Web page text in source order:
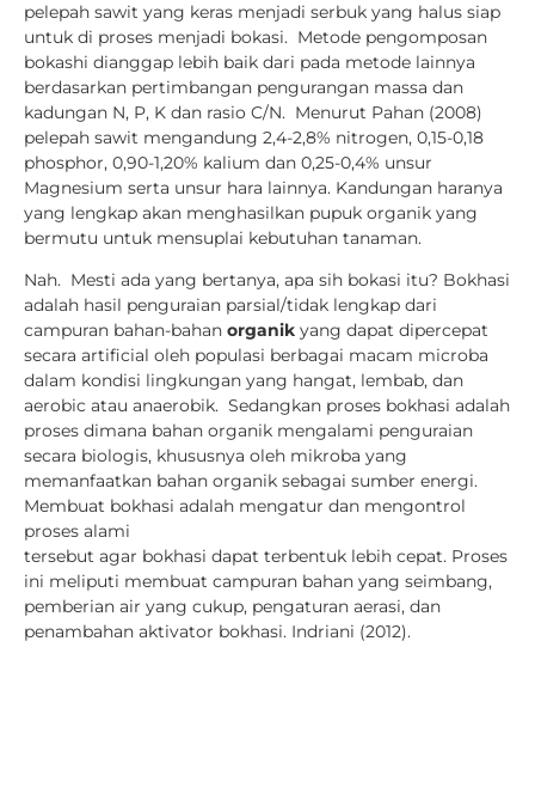
pelepah sawit yang keras menjadi serbuk yang halus siap
untuk di proses menjadi bokasi. Metode pengomposan
bokashi dianggap lebih baik dari pada metode lainnya
berdasarkan pertimbangan pengurangan massa dan
kadungan N, P, K dan rasio C/N. Menurut Pahan (2008)
pelepah sawit mengandung 2,4-2,8% nitrogen, 0,15-0,18
phosphor, 0,90-1,20% kalium dan 0,25-0,4% unsur
Magnesium serta unsur hara lainnya. Kandungan haranya
yang lengkap akan menghasilkan pupuk organik yang
bermutu untuk mensuplai kebutuhan tanaman.
Nah. Mesti ada yang bertanya, apa sih bokasi itu? Bokhasi
adalah hasil penguraian parsial/tidak lengkap dari
campuran bahan-bahan organik yang dapat dipercepat
secara artificial oleh populasi berbagai macam microba
dalam kondisi lingkungan yang hangat, lembab, dan
aerobic atau anaerobik. Sedangkan proses bokhasi adalah
proses dimana bahan organik mengalami penguraian
secara biologis, khususnya oleh mikroba yang
memanfaatkan bahan organik sebagai sumber energi.
Membuat bokhasi adalah mengatur dan mengontrol
proses alami
tersebut agar bokhasi dapat terbentuk lebih cepat. Proses
ini meliputi membuat campuran bahan yang seimbang,
pemberian air yang cukup, pengaturan aerasi, dan
penambahan aktivator bokhasi. Indriani (2012).